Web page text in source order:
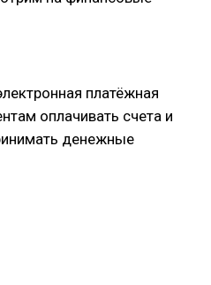
платёжная
оплачивать счета и
денежные